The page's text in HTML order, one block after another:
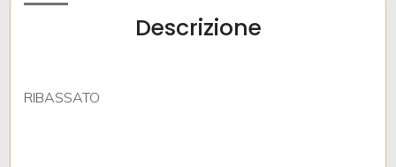
Descrizione
RIBASSATO